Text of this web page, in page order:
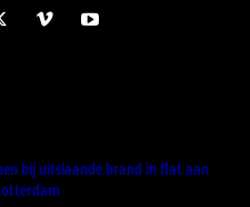
bij uitslaande brand in flat aan